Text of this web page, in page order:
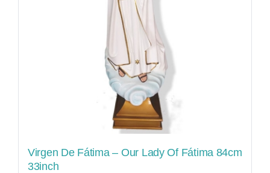
Virgen De Fátima – Our Lady Of Fátima 84cm
33inch